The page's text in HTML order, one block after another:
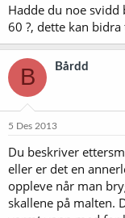
Hadde du noe svidd
60 ?, dette kan
B Bårdd
5 Des 2013
Du beskriver
eller er det en
oppleve når man
skallene på malten.